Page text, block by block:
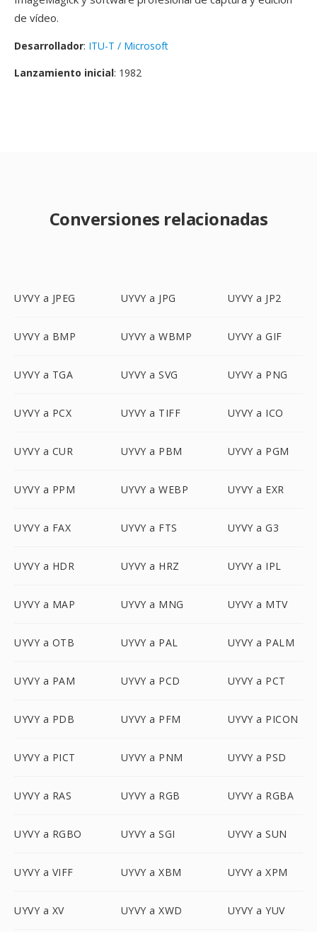
de vídeo.
Desarrollador: ITU-T / Microsoft
Lanzamiento inicial: 1982
Conversiones relacionadas
UYVY a JPEG UYVY a JPG UYVY a JP2
UYVY a BMP UYVY a WBMP UYVY a GIF
UYVY a TGA UYVY a SVG UYVY a PNG
UYVY a PCX UYVY a TIFF UYVY a ICO
UYVY a CUR UYVY a PBM UYVY a PGM
UYVY a PPM UYVY a WEBP UYVY a EXR
UYVY a FAX UYVY a FTS UYVY a G3
UYVY a HDR UYVY a HRZ UYVY a IPL
UYVY a MAP UYVY a MNG UYVY a MTV
UYVY a OTB UYVY a PAL UYVY a PALM
UYVY a PAM UYVY a PCD UYVY a PCT
UYVY a PDB UYVY a PFM UYVY a PICON
UYVY a PICT UYVY a PNM UYVY a PSD
UYVY a RAS UYVY a RGB UYVY a RGBA
UYVY a RGBO UYVY a SGI UYVY a SUN
UYVY a VIFF UYVY a XBM UYVY a XPM
UYVY a XV UYVY a XWD UYVY a YUV